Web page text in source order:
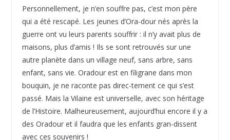
Personnellement, je n’en souffre pas, c’est mon père
qui a été rescapé. Les jeunes d’Ora-dour nés après la
guerre ont vu leurs parents souffrir : il n’y avait plus de
maisons, plus d’amis ! Ils se sont retrouvés sur une
autre planète dans un village neuf, sans arbre, sans
enfant, sans vie. Oradour est en filigrane dans mon
bouquin, je ne raconte pas direc-tement ce qui s’est
passé. Mais la Vilaine est universelle, avec son héritage
de l’Histoire. Malheureusement, aujourd’hui encore il y a
des Oradour et il faudra que les enfants gran-dissent
avec ces souvenirs !